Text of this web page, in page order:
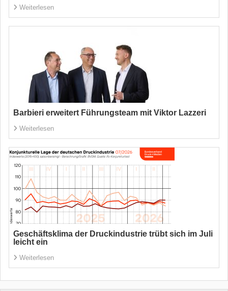
Weiterlesen
Barbieri erweitert Führungsteam mit Viktor Lazzeri
Weiterlesen
Geschäftsklima der Druckindustrie trübt sich im Juli
leicht ein
Weiterlesen